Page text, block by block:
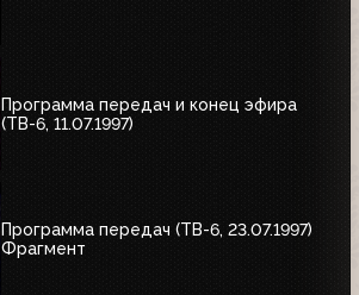
Программа передач и конец эфира
(ТВ-6, 11.07.1997)
Программа передач (ТВ-6, 23.07.1997)
Фрагмент